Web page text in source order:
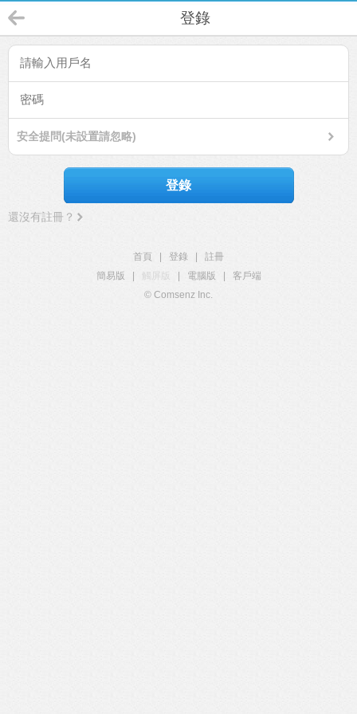
登錄
安全提問(未設置請忽略)
登錄
還沒有註冊？
首頁 登錄
註冊
簡易版
觸屏版 電腦版
客戶端
© Comsenz Inc.